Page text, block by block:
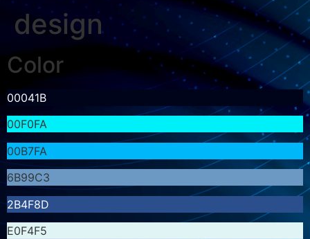
design
Color
00041B
00F0FA
00B7FA
6B99C3
2B4F8D
E0F4F5